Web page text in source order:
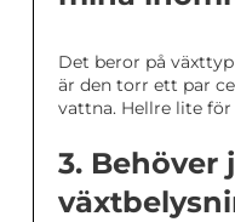
Det beror på
är den torr ett par
vattna. Hellre lite
3. Behöver